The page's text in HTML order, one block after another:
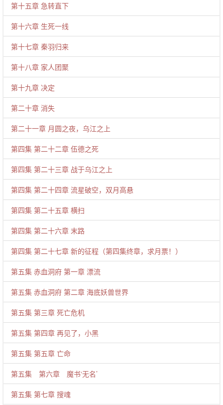
第十五章 急转直下
第十六章 生死一线
第十七章 秦羽归来
第十八章 家人团聚
第十九章 决定
第二十章 消失
第二十一章 月圆之夜，乌江之上
第四集 第二十二章 伍德之死
第四集 第二十三章 战于乌江之上
第四集 第二十四章 流星破空，双月高悬
第四集 第二十五章 横扫
第四集 第二十六章 末路
第四集 第二十七章 新的征程（第四集终章，求月票！）
第五集 赤血洞府 第一章 漂流
第五集 赤血洞府 第二章 海底妖兽世界
第五集 第三章 死亡危机
第五集 第四章 再见了，小黑
第五集 第五章 亡命
第五集 第六章 魔书‘无名’
第五集 第七章 搜魂